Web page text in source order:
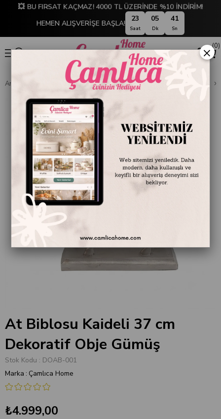
💥 BU FIRSAT KAÇMAZ! 4000 TL ÜZERİNDE %10 İNDİRİM!
HEMEN ALIŞVERİŞE BAŞLA!
23
Saat
05
Dk
41
Sn
0
Anasayfa DEKORASYON Ev Aksesuarları Dekoratif Obje ve Biblo
At Biblosu Kaideli 37 cm
Dekoratif Obje Gümüş
Stok Kodu
DOAB-001
Marka : Çamlıca Home
₺4.999,00
×